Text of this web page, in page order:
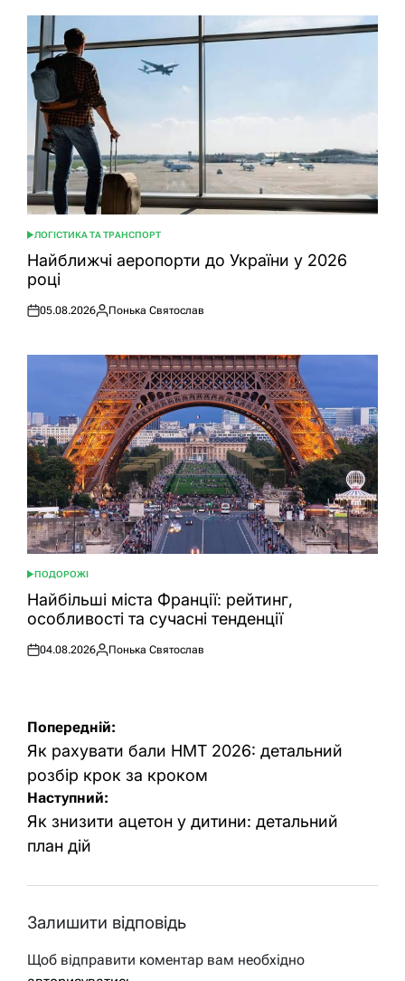
ОПУБЛІКУВАТИ
У
ЛОГІСТИКА ТА ТРАНСПОРТ
Найближчі аеропорти до України у 2026
році
Оприлюднено
05.08.2026
Опубліковано
Понька Святослав
ОПУБЛІКУВАТИ
У
ПОДОРОЖІ
Найбільші міста Франції: рейтинг,
особливості та сучасні тенденції
Оприлюднено
04.08.2026
Опубліковано
Понька Святослав
Навігація
записів
Попередній:
Як рахувати бали НМТ 2026: детальний
розбір крок за кроком
Наступний:
Як знизити ацетон у дитини: детальний
план дій
Залишити відповідь
Щоб відправити коментар вам необхідно